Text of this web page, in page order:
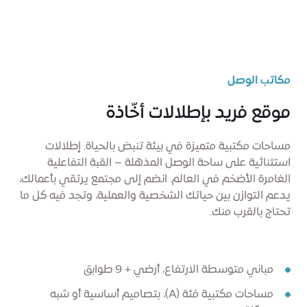
مكاتب الوصل
موقع فريد بإطلالات أخّاذة
مساحات مكتبية متميزة في بيئة تنبض بالحياة. إطلالات
استثنائية على ساحة الوصل المذهلة – القبة التفاعلية
الغامرة الأضخم في العالم. انضم إلى مجتمع يرتقي بأعمالك،
يدعم التوازن بين حياتك الشخصية والعملية، وتجد فيه كل ما
تحتاج بالقرب منك.
مباني متوسطة الارتفاع، أرضي + 9 طوابق
مساحات مكتبية فئة (A)، بتصاميم أساسية أو شبه